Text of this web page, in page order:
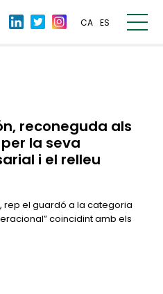
CA ES
reconeguda als
la seva
i el relleu
rep el guardó a la categoria
coincidint amb els